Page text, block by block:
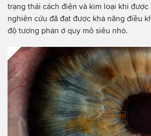
trạng thái cách điện và kim loại khi được
nghiên cứu đã đạt được khả năng điều
độ tương phản ở quy mô siêu nhỏ.